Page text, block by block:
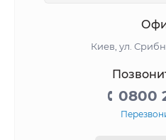
Киев, ул.
0800